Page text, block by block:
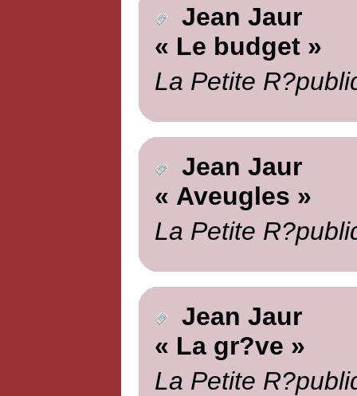
Jean Jaur
« Le budget »
La Petite
Jean Jaur
« Aveugles »
La Petite
Jean Jaur
« La gr?ve »
La Petite